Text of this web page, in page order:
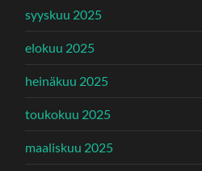
syyskuu 2025
elokuu 2025
heinäkuu 2025
toukokuu 2025
maaliskuu 2025